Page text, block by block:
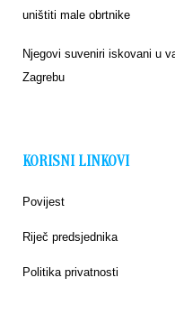
bazu
uništiti male obrtnike
Njegovi suveniri iskovani u
Zagrebu
KORISNI LINKOVI
Povijest
Riječ predsjednika
Politika privatnosti